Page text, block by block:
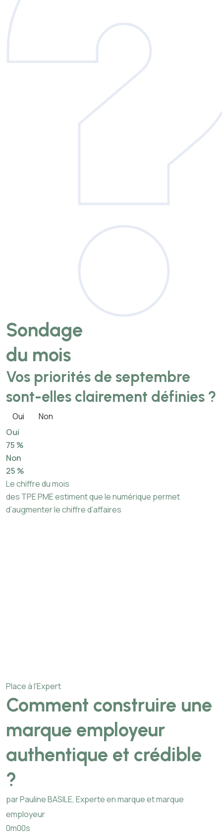
Sondage
du mois
Vos priorités de septembre
sont-elles clairement définies ?
Oui
Non
Oui
75 %
Non
25 %
Le chiffre du mois
des TPE PME estiment que le numérique permet
d’augmenter le chiffre d’affaires
Place à l'Expert
Comment construire une
marque employeur
authentique et crédible
?
par Pauline BASILE, Experte en marque et marque
employeur
0m00s